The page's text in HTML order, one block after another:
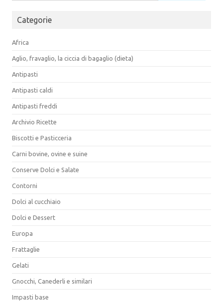
Categorie
Africa
Aglio, fravaglio, la ciccia di bagaglio (dieta)
Antipasti
Antipasti caldi
Antipasti freddi
Archivio Ricette
Biscotti e Pasticceria
Carni bovine, ovine e suine
Conserve Dolci e Salate
Contorni
Dolci al cucchiaio
Dolci e Dessert
Europa
Frattaglie
Gelati
Gnocchi, Canederli e similari
Impasti base